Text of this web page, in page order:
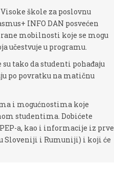
Visoke škole za poslovnu
INFO DAN posvećen
mobilnosti koje se mogu
učestvuje u programu.
tako da studenti pohađaju
po povratku na matičnu
i mogućnostima koje
studentima. Dobićete
a, kao i informacije iz prve
Sloveniji i Rumuniji) i koji će